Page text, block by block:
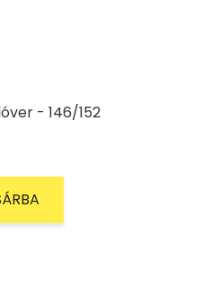
- 146/152